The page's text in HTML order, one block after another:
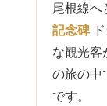
尾根線へ
記念碑ド
な観光客
の旅の中
です。